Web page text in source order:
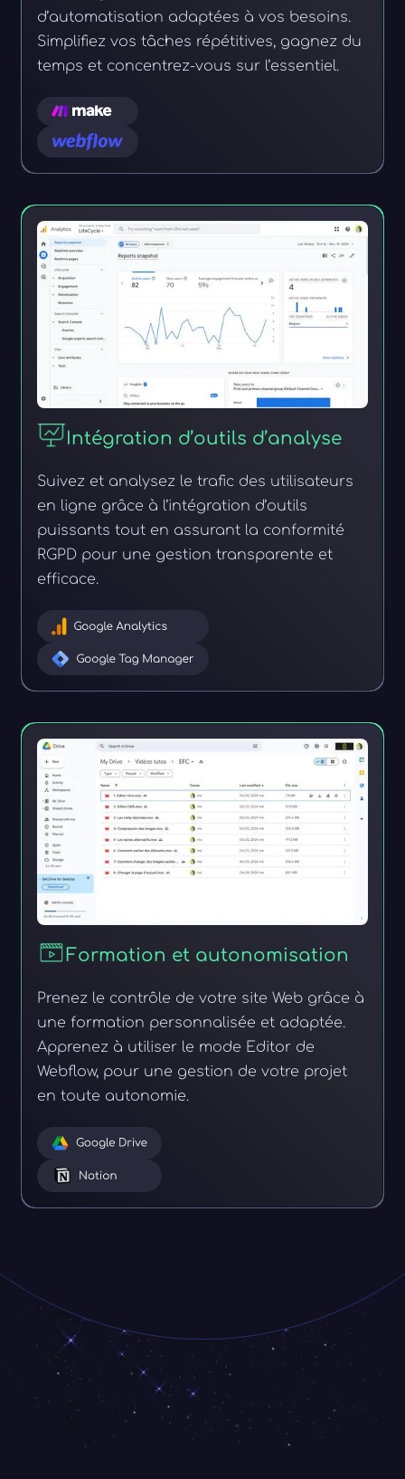
d’automatisation adaptées à vos besoins.
Simplifiez vos tâches répétitives, gagnez du
temps et concentrez-vous sur l’essentiel.
Intégration d’outils d’analyse
Suivez et analysez le trafic des utilisateurs
en ligne grâce à l’intégration d’outils
puissants tout en assurant la conformité
RGPD pour une gestion transparente et
efficace.
Formation et autonomisation
Prenez le contrôle de votre site Web grâce à
une formation personnalisée et adaptée.
Apprenez à utiliser le mode Editor de
Webflow, pour une gestion de votre projet
en toute autonomie.